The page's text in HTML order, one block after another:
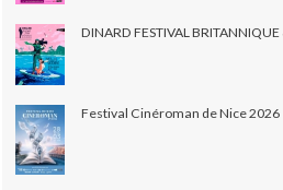
DINARD FESTIVAL
Festival Cinéroman de Nice 2026